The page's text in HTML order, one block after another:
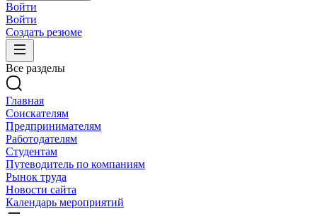
Войти
Войти
Создать резюме
Все разделы
Главная
Соискателям
Предпринимателям
Работодателям
Студентам
Путеводитель по компаниям
Рынок труда
Новости сайта
Календарь мероприятий